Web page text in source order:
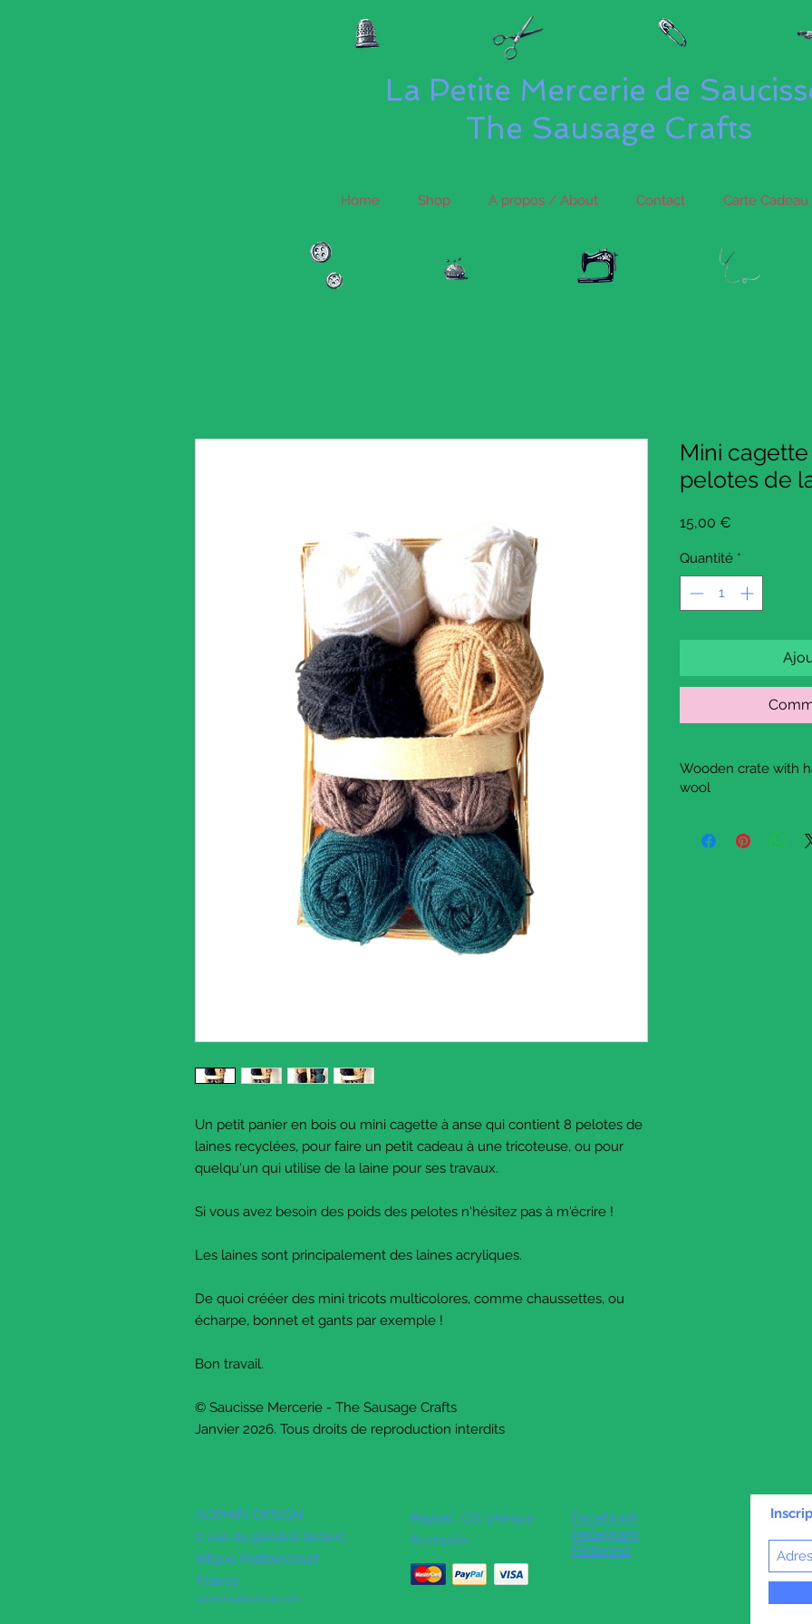
La Petite Mercerie de
The Sausage Crafts
Home Shop A propos / About Contact Carte
Un petit panier en bois ou mini cagette à anse qui contient 8 pelotes de
laines recyclées, pour faire un petit cadeau à une tricoteuse, ou pour
quelqu'un qui utilise de la laine pour ses travaux.
Si vous avez besoin des poids des pelotes n'hésitez pas à m'écrire !
Les laines sont principalement des laines acryliques.
De quoi crééer des mini tricots multicolores, comme chaussettes, ou
écharpe, bonnet et gants par exemple !
Bon travail.
© Saucisse Mercerie - The Sausage Crafts
Janvier 2026. Tous droits de reproduction interdits
Mini
pelotes de
15,00 €
Quantité *
Wooden crate with
wool
of wool, that I
SOPHIELDESIGN
2 rue du général leclerc
88500 Mattaincourt
France
latanche@hotmail.com
Paypal , CB, chèque
Acceptés
Facebook
Instagram
Pinterest